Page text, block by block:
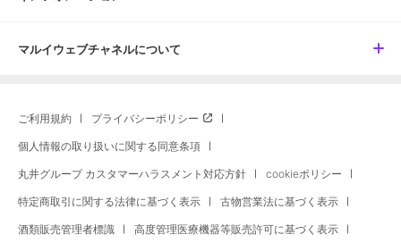
マルイウェブチャネルについて
ご利用規約 プライバシーポリシー
個人情報の取り扱いに関する同意条項
丸井グループ カスタマーハラスメント対応方針 cookieポリシー
特定商取引に関する法律に基づく表示 古物営業法に基づく表示
酒類販売管理者標識 高度管理医療機器等販売許可に基づく表示